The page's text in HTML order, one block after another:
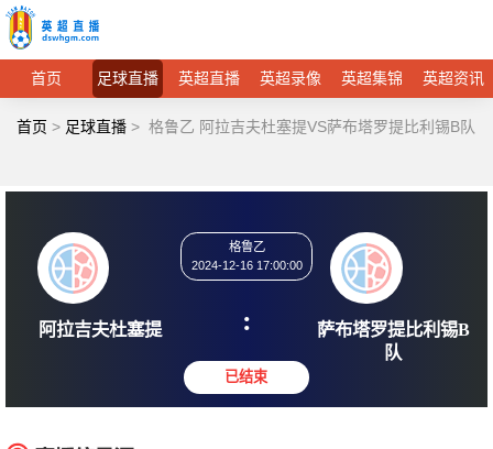
首页 足球直播 英超直播 英超录像 英超集锦 英超资讯
首页 > 足球直播 > 格鲁乙 阿拉吉夫杜塞提VS萨布塔罗提比利锡B队
阿拉吉夫杜塞提
2024-12-16 17:00:00
: 萨布塔罗